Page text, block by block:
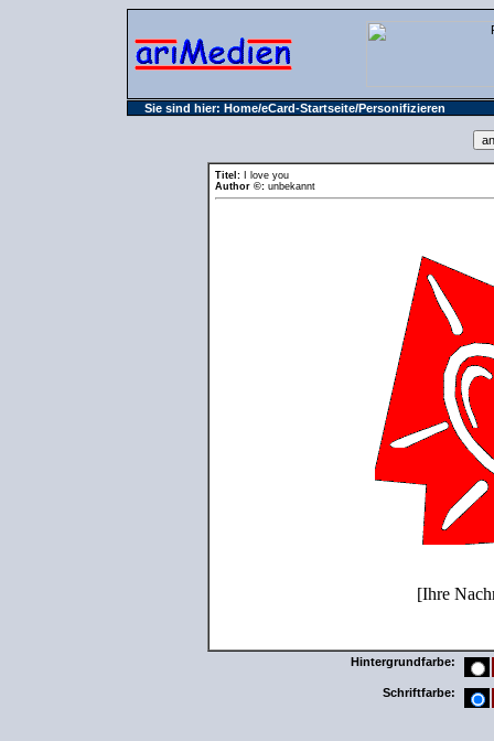
Sie sind hier: Home/eCard-Startseite/Personifizieren
Titel: I love you
Author ©: unbekannt
[Ihre
Hintergrundfarbe:
Schriftfarbe: